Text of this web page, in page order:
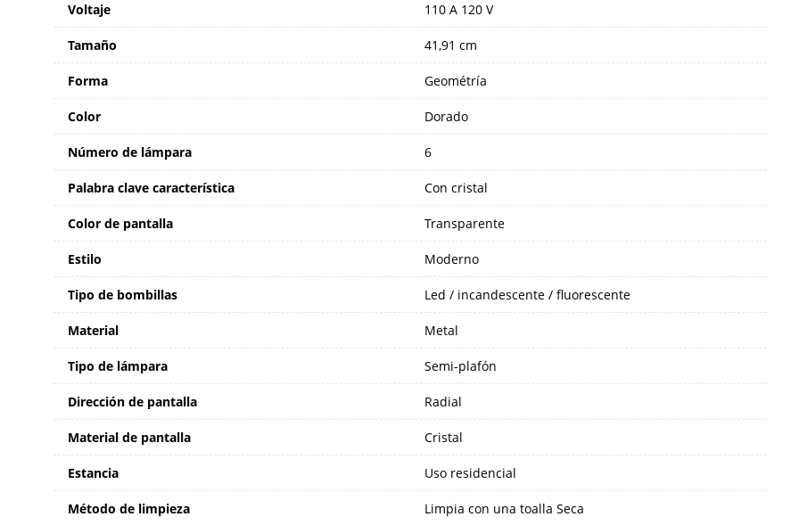
Voltaje 110 A 120 V
Tamaño 41,91 cm
Forma Geométría
Color Dorado
Número de lámpara 6
Palabra clave característica Con cristal
Color de pantalla Transparente
Estilo Moderno
Tipo de bombillas Led / incandescente / fluorescente
Material Metal
Tipo de lámpara Semi-plafón
Dirección de pantalla Radial
Material de pantalla Cristal
Estancia Uso residencial
Método de limpieza Limpia con una toalla Seca